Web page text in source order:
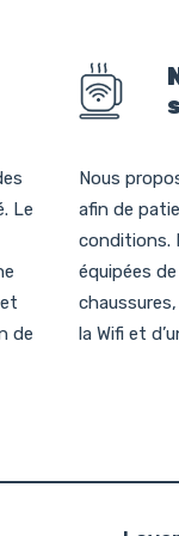
Le
de
Nous
afin de
conditions.
équipées
la Wifi et